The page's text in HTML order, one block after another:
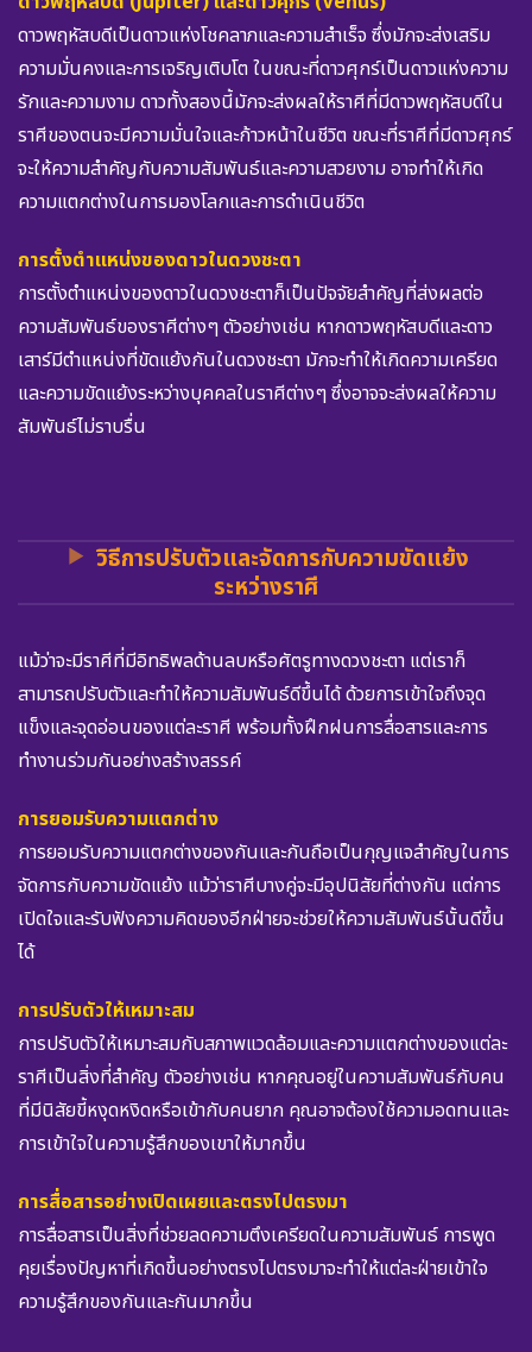
ดาวพฤหัสบดีเป็นดาวแห่งโชคลาภและความสำเร็จ ซึ่งมักจะส่งเสริม
ความมั่นคงและการเจริญเติบโต ในขณะที่ดาวศุกร์เป็นดาวแห่งความ
รักและความงาม ดาวทั้งสองนี้มักจะส่งผลให้ราศีที่มีดาวพฤหัสบดีใน
ราศีของตนจะมีความมั่นใจและก้าวหน้าในชีวิต ขณะที่ราศีที่มีดาวศุกร์
จะให้ความสำคัญกับความสัมพันธ์และความสวยงาม อาจทำให้เกิด
ความแตกต่างในการมองโลกและการดำเนินชีวิต
การตั้งตำแหน่งของดาวในดวงชะตา
การตั้งตำแหน่งของดาวในดวงชะตาก็เป็นปัจจัยสำคัญที่ส่งผลต่อ
ความสัมพันธ์ของราศีต่างๆ ตัวอย่างเช่น หากดาวพฤหัสบดีและดาว
เสาร์มีตำแหน่งที่ขัดแย้งกันในดวงชะตา มักจะทำให้เกิดความเครียด
และความขัดแย้งระหว่างบุคคลในราศีต่างๆ ซึ่งอาจจะส่งผลให้ความ
สัมพันธ์ไม่ราบรื่น
วิธีการปรับตัวและจัดการกับความขัดแย้ง
ระหว่างราศี
แม้ว่าจะมีราศีที่มีอิทธิพลด้านลบหรือศัตรูทางดวงชะตา แต่เราก็
สามารถปรับตัวและทำให้ความสัมพันธ์ดีขึ้นได้ ด้วยการเข้าใจถึงจุด
แข็งและจุดอ่อนของแต่ละราศี พร้อมทั้งฝึกฝนการสื่อสารและการ
ทำงานร่วมกันอย่างสร้างสรรค์
การยอมรับความแตกต่าง
การยอมรับความแตกต่างของกันและกันถือเป็นกุญแจสำคัญในการ
จัดการกับความขัดแย้ง แม้ว่าราศีบางคู่จะมีอุปนิสัยที่ต่างกัน แต่การ
เปิดใจและรับฟังความคิดของอีกฝ่ายจะช่วยให้ความสัมพันธ์นั้นดีขึ้น
ได้
การปรับตัวให้เหมาะสม
การปรับตัวให้เหมาะสมกับสภาพแวดล้อมและความแตกต่างของแต่ละ
ราศีเป็นสิ่งที่สำคัญ ตัวอย่างเช่น หากคุณอยู่ในความสัมพันธ์กับคน
ที่มีนิสัยขี้หงุดหงิดหรือเข้ากับคนยาก คุณอาจต้องใช้ความอดทนและ
การเข้าใจในความรู้สึกของเขาให้มากขึ้น
การสื่อสารอย่างเปิดเผยและตรงไปตรงมา
การสื่อสารเป็นสิ่งที่ช่วยลดความตึงเครียดในความสัมพันธ์ การพูด
คุยเรื่องปัญหาที่เกิดขึ้นอย่างตรงไปตรงมาจะทำให้แต่ละฝ่ายเข้าใจ
ความรู้สึกของกันและกันมากขึ้น